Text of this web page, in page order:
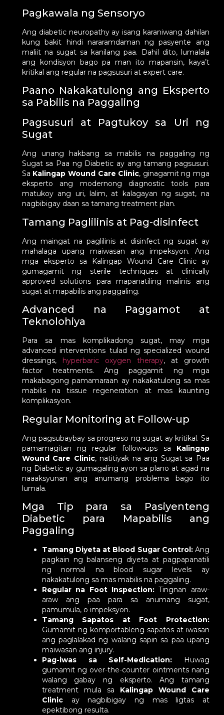
Pagkawala ng Sensoryo
Ang diabetic neuropathy ay isang karaniwang dahilan
kung bakit hindi nararamdaman ng pasyente ang
maliit na sugat sa kanilang paa. Dahil dito, lumalala
ang kondisyon bago pa man ito mapansin, kaya’t
kritikal ang regular na pagsusuri at expert care.
Paano Nakakatulong ang Eksperto
sa Pabilis na Paggaling
Pagsusuri at Pagtukoy sa Uri ng
Sugat
Ang unang hakbang sa mabilis na paggaling ng
Sugat sa Paa ng Diabetic ay ang tamang pagsusuri.
Sa Kalingap Wound Care Clinic, ginagamit ng mga
eksperto ang modernong diagnostic tools para
matukoy ang uri, lalim, at kalagayan ng sugat, na
nagbibigay daan sa tamang treatment plan.
Tamang Paglilinis at Pag-disinfect
Ang maingat na paglilinis at disinfect ng sugat ay
mahalaga upang maiwasan ang impeksyon. Ang
mga eksperto sa Kalingap Wound Care Clinic ay
gumagamit ng sterile techniques at clinically
approved solutions para mapanatiling malinis ang
sugat at mapabilis ang paggaling.
Advanced na Paggamot at
Teknolohiya
Para sa mas komplikadong sugat, may mga
advanced interventions tulad ng specialized wound
dressings, hyperbaric oxygen therapy, at growth
factor treatments. Ang paggamit ng mga
makabagong pamamaraan ay nakakatulong sa mas
mabilis na tissue regeneration at mas kaunting
komplikasyon.
Regular Monitoring at Follow-up
Ang pagsubaybay sa progreso ng sugat ay kritikal. Sa
pamamagitan ng regular follow-ups sa Kalingap
Wound Care Clinic, natitiyak na ang Sugat sa Paa
ng Diabetic ay gumagaling ayon sa plano at agad na
naaaksyunan ang anumang problema bago ito
lumala.
Mga Tip para sa Pasiyenteng
Diabetic para Mapabilis ang
Paggaling
Tamang Diyeta at Blood Sugar Control:Ang
pagkain ng balanseng diyeta at pagpapanatili
ng normal na blood sugar levels ay
nakakatulong sa mas mabilis na paggaling.
Regular na Foot Inspection: Tingnan araw-
araw ang paa para sa anumang sugat,
pamumula, o impeksyon.
Tamang Sapatos at Foot Protection:
Gumamit ng komportableng sapatos at iwasan
ang paglalakad ng walang sapin sa paa upang
maiwasan ang injury.
Pag-iwas sa Self-Medication: Huwag
gumamit ng over-the-counter ointments nang
walang gabay ng eksperto. Ang tamang
treatment mula sa Kalingap Wound Care
Clinicay nagbibigay ng mas ligtas at
epektibong resulta.